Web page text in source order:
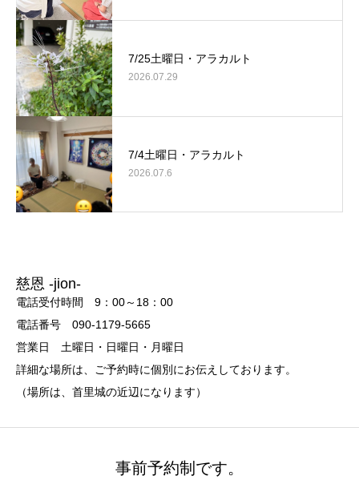
7/25土曜日・アラカルト
2026.07.29
7/4土曜日・アラカルト
2026.07.6
慈恩 -jion-
電話受付時間 9：00～18：00
電話番号 090-1179-5665
営業日 土曜日・日曜日・月曜日
詳細な場所は、ご予約時に個別にお伝えしております。
（場所は、首里城の近辺になります）
事前予約制です。